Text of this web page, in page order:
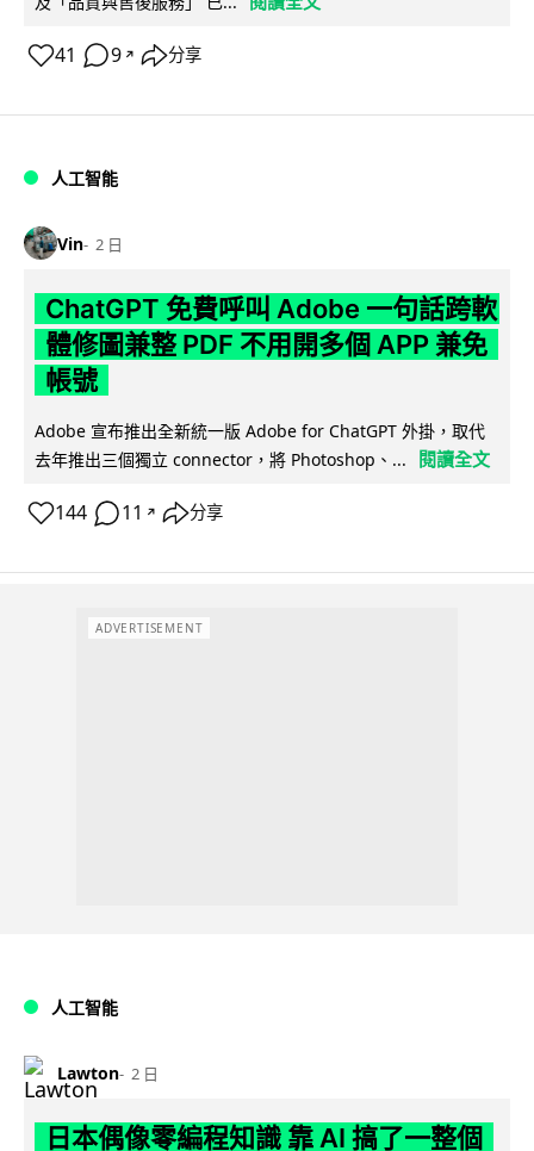
41 9 ↗ 分享
人工智能
Vin 2 日
ChatGPT 免費呼叫 Adobe 一句話跨軟
體修圖兼整 PDF 不用開多個 APP 兼免
帳號
Adobe 宣布推出全新統一版 Adobe for ChatGPT 外掛，取代
去年推出三個獨立 connector，將 Photoshop、...
閱讀全文
144 11 ↗ 分享
ADVERTISEMENT
人工智能
Lawton 2 日
日本偶像零編程知識 靠 AI 搞了一整個